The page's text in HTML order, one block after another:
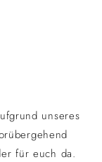
unseres
für euch da.